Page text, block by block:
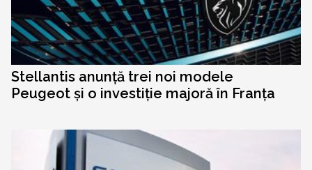
Stellantis anunță trei noi modele
Peugeot și o investiție majoră în Franța